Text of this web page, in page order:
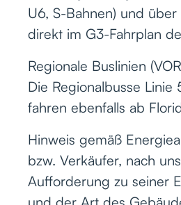
U6, S-Bahnen) und
direkt im G3-Fahrplan
Regionale Buslinien
Die Regionalbusse
fahren ebenfalls ab
Hinweis gemäß
bzw. Verkäufer, nach
Aufforderung zu seiner